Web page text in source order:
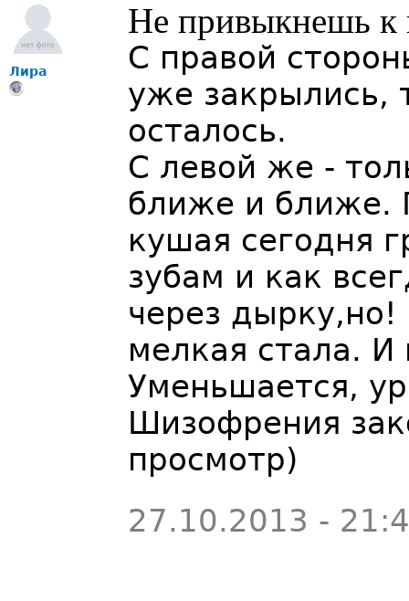
Лира
Не привыкнешь к
С правой
уже закрылись,
осталось.
С левой же -
ближе и ближе.
кушая сегодня
зубам и как
через
мелкая стала.
Уменьшается,
Шизофрения
просмотр)
27.10.2013 -